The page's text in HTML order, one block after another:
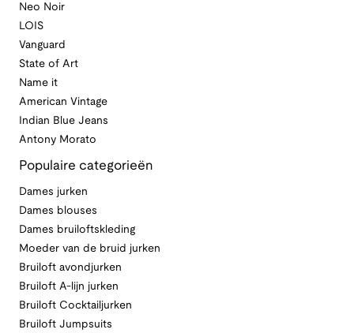
Neo Noir
LOIS
Vanguard
State of Art
Name it
American Vintage
Indian Blue Jeans
Antony Morato
Populaire categorieën
Dames jurken
Dames blouses
Dames bruiloftskleding
Moeder van de bruid jurken
Bruiloft avondjurken
Bruiloft A-lijn jurken
Bruiloft Cocktailjurken
Bruiloft Jumpsuits